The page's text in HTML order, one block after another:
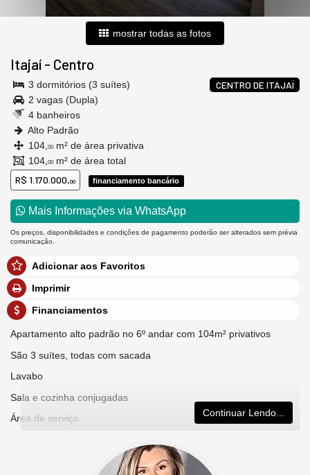
mostrar todas as fotos
Itajaí - Centro
CENTRO DE ITAJAÍ
3 dormitórios (3 suítes)
2 vagas (Dupla)
4 banheiros
Alto Padrão
104, 00 m² de área privativa
104, 00 m² de área total
R$ 1.170.000,00 financiamento bancário
Mais Informações via WhatsApp
Os preços, disponibilidades e condições de pagamento poderão ser alterados sem prévia
comunicação.
Adicionar aos Favoritos
Imprimir
Financiamentos
Apartamento alto padrão no 6º andar com 104m² privativos
São 3 suítes, todas com sacada
Lavabo
Sala e cozinha conjugadas
Área de serviço.
Apto zerado nunca habitado.
Continuar Lendo...